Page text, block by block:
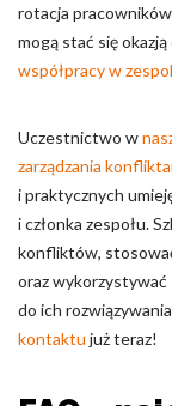
rotacja
mogą stać się
współpracy w
Uczestnictwo w
zarządzania
i praktycznych
i członka zespołu.
konfliktów,
oraz wykorzystywać
do ich
kontaktu już teraz!